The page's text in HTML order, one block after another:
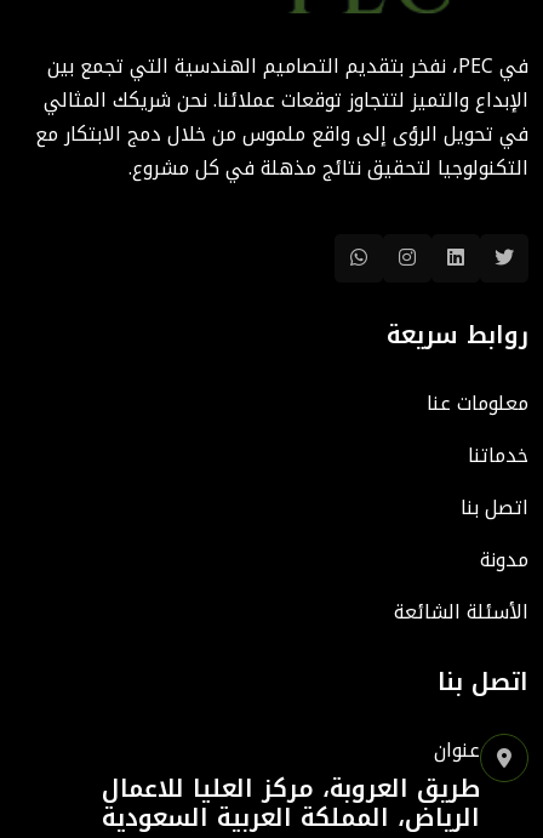
August 02, 2025 12:46 PM
في PEC، نفخر بتقديم التصاميم الهندسية التي تجمع بين
الإبداع والتميز لتتجاوز توقعات عملائنا. نحن شريكك المثالي
في تحويل الرؤى إلى واقع ملموس من خلال دمج الابتكار مع
التكنولوجيا لتحقيق نتائج مذهلة في كل مشروع.
روابط سريعة
معلومات عنا
خدماتنا
اتصل بنا
مدونة
الأسئلة الشائعة
اتصل بنا
عنوان
طريق العروبة، مركز العليا للاعمال
الرياض، المملكة العربية السعودية